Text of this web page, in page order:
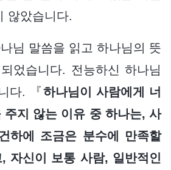
않았습니다.
님 말씀을 읽고 하나님의 뜻
었습니다. 전능하신 하나님
다. 『하나님이 사람에게 너
주지 않는 이유 중 하나는, 사
하에 조금은 분수에 만족할
자신이 보통 사람, 일반적인